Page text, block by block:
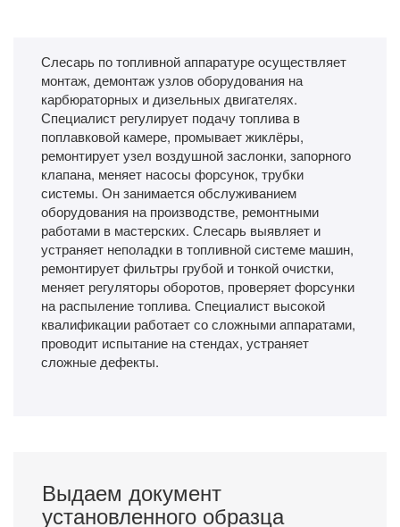
Слесарь по топливной аппаратуре осуществляет
монтаж, демонтаж узлов оборудования на
карбюраторных и дизельных двигателях.
Специалист регулирует подачу топлива в
поплавковой камере, промывает жиклёры,
ремонтирует узел воздушной заслонки, запорного
клапана, меняет насосы форсунок, трубки
системы. Он занимается обслуживанием
оборудования на производстве, ремонтными
работами в мастерских. Слесарь выявляет и
устраняет неполадки в топливной системе машин,
ремонтирует фильтры грубой и тонкой очистки,
меняет регуляторы оборотов, проверяет форсунки
на распыление топлива. Специалист высокой
квалификации работает со сложными аппаратами,
проводит испытание на стендах, устраняет
сложные дефекты.
Выдаем документ
установленного образца